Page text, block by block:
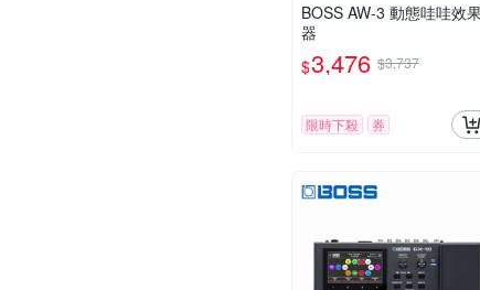
BOSS AW-3 動態哇哇效
器
$3,476 $3,737
限時下殺 券